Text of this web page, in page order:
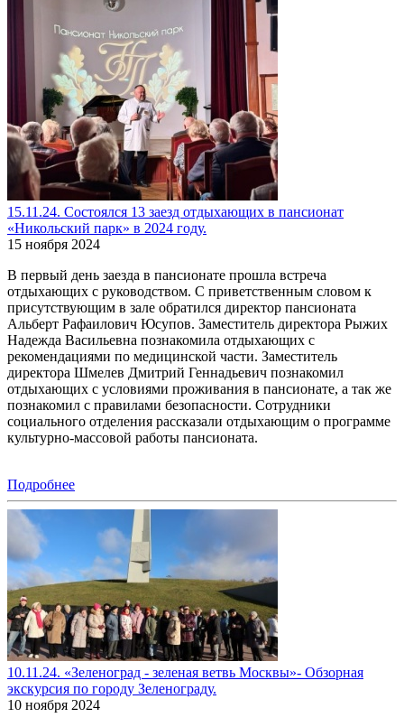
15.11.24. Состоялся 13 заезд отдыхающих в пансионат
«Никольский парк» в 2024 году.
15 ноября 2024
В первый день заезда в пансионате прошла встреча
отдыхающих с руководством. С приветственным словом к
присутствующим в зале обратился директор пансионата
Альберт Рафаилович Юсупов. Заместитель директора Рыжих
Надежда Васильевна познакомила отдыхающих с
рекомендациями по медицинской части. Заместитель
директора Шмелев Дмитрий Геннадьевич познакомил
отдыхающих с условиями проживания в пансионате, а так же
познакомил с правилами безопасности. Сотрудники
социального отделения рассказали отдыхающим о программе
культурно-массовой работы пансионата.
Подробнее
10.11.24. «Зеленоград - зеленая ветвь Москвы»- Обзорная
экскурсия по городу Зеленограду.
10 ноября 2024